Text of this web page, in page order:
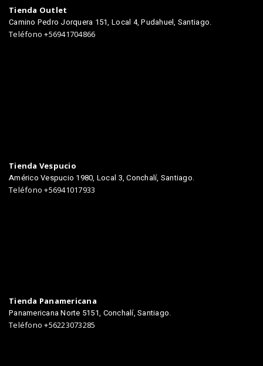
Tienda Outlet
Camino Pedro Jorquera 151, Local 4, Pudahuel, Santiago.
Teléfono +56941704866
Tienda Vespucio
Américo Vespucio 1980, Local 3, Conchalí, Santiago.
Teléfono +56941017933
Tienda Panamericana
Panamericana Norte 5151, Conchalí, Santiago.
Teléfono +56223073285